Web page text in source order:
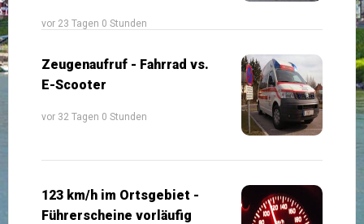
vor 23 Tagen 0 Stunden
Zeugenaufruf - Fahrrad vs.
E-Scooter
vor 32 Tagen 0 Stunden
123 km/h im Ortsgebiet -
Führerscheine vorläufig